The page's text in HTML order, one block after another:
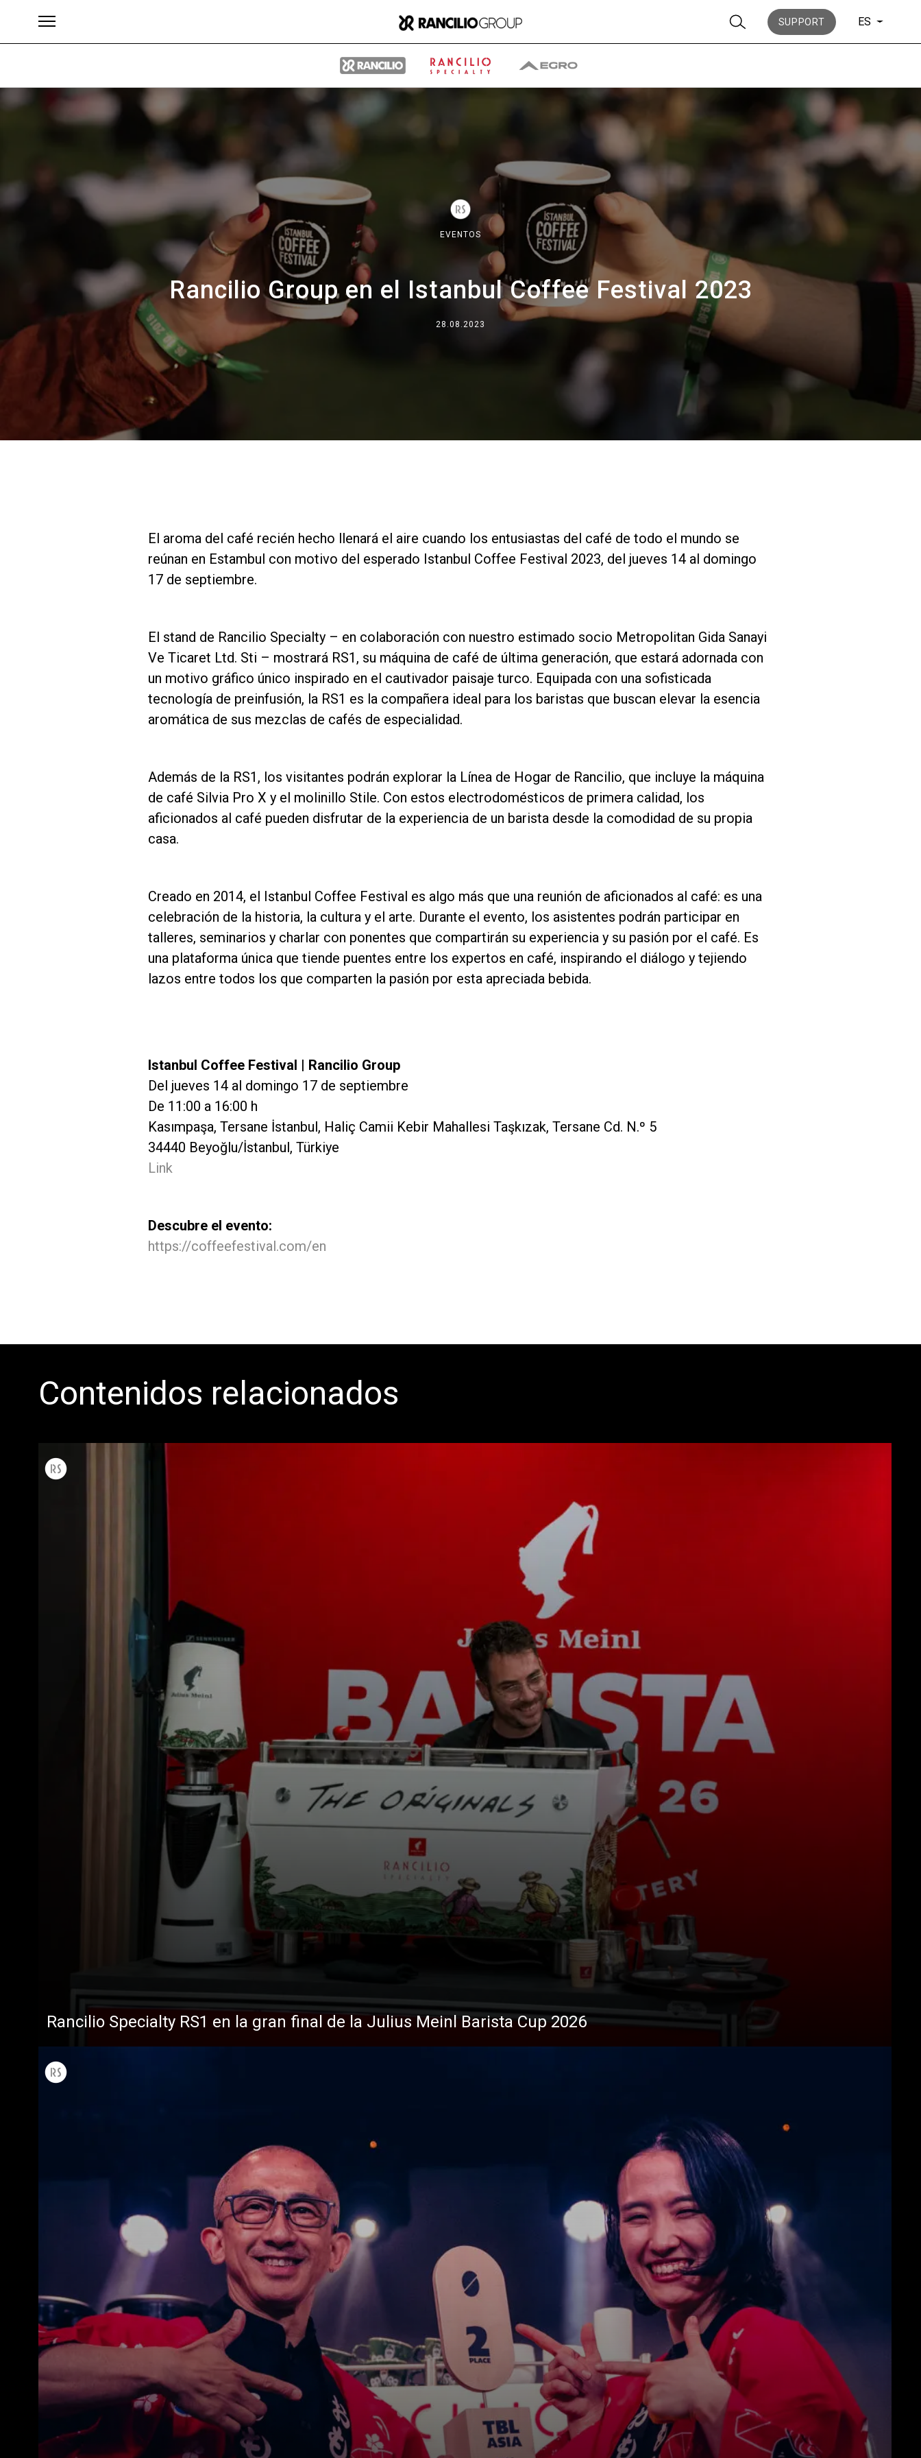
SUPPORT ES
EVENTOS
Rancilio Group en el Istanbul Coffee Festival 2023
28.08.2023
El aroma del café recién hecho llenará el aire cuando los entusiastas del café de todo el mundo se
reúnan en Estambul con motivo del esperado Istanbul Coffee Festival 2023, del jueves 14 al domingo
17 de septiembre.
El stand de Rancilio Specialty – en colaboración con nuestro estimado socio Metropolitan Gida Sanayi
Ve Ticaret Ltd. Sti – mostrará RS1, su máquina de café de última generación, que estará adornada con
un motivo gráfico único inspirado en el cautivador paisaje turco. Equipada con una sofisticada
tecnología de preinfusión, la RS1 es la compañera ideal para los baristas que buscan elevar la esencia
aromática de sus mezclas de cafés de especialidad.
Además de la RS1, los visitantes podrán explorar la Línea de Hogar de Rancilio, que incluye la máquina
de café Silvia Pro X y el molinillo Stile. Con estos electrodomésticos de primera calidad, los
aficionados al café pueden disfrutar de la experiencia de un barista desde la comodidad de su propia
casa.
Creado en 2014, el Istanbul Coffee Festival es algo más que una reunión de aficionados al café: es una
celebración de la historia, la cultura y el arte. Durante el evento, los asistentes podrán participar en
talleres, seminarios y charlar con ponentes que compartirán su experiencia y su pasión por el café. Es
una plataforma única que tiende puentes entre los expertos en café, inspirando el diálogo y tejiendo
lazos entre todos los que comparten la pasión por esta apreciada bebida.
Istanbul Coffee Festival | Rancilio Group
Del jueves 14 al domingo 17 de septiembre
De 11:00 a 16:00 h
Kasımpaşa, Tersane İstanbul, Haliç Camii Kebir Mahallesi Taşkızak, Tersane Cd. N.º 5
34440 Beyoğlu/İstanbul, Türkiye
Link
Descubre el evento:
https://coffeefestival.com/en
Contenidos relacionados
Rancilio Specialty RS1 en la gran final de la Julius Meinl Barista Cup 2026
Brands Group
Quiénes somos
Qué hacemos
Dónde estamos
Noticias
Historia
Nuestros
laboratorios
Sostenibilidad
Contacto
Política de Privacidad